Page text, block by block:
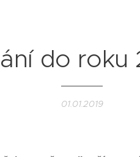
do roku
01.01.2019